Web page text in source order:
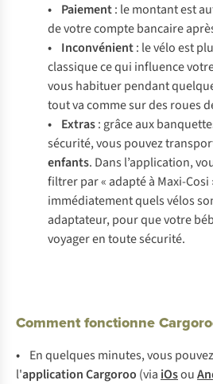
• Paiement: le montant est
de votre compte bancaire
• Inconvénient: le vélo est
classique ce qui influence
vous habituer pendant
tout va comme sur des roues
• Extras: grâce aux
sécurité, vous pouvez
enfants. Dans l’application,
filtrer par « adapté à Maxi-Cosi
immédiatement quels vélos
adaptateur, pour que votre
voyager en toute sécurité.
Comment fonctionne
• En quelques minutes, vous
l'application Cargoroo (via iOsou